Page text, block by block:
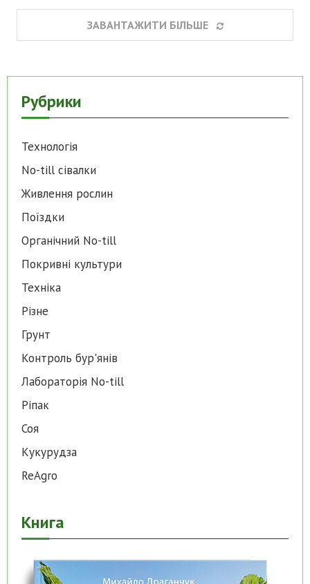
ЗАВАНТАЖИТИ БІЛЬШЕ
Рубрики
Технологія
No-till cівалки
Живлення рослин
Поїздки
Органічний No-till
Покривні культури
Техніка
Різне
Грунт
Контроль бур'янів
Лабораторія No-till
Ріпак
Соя
Кукурудза
ReAgro
Книга